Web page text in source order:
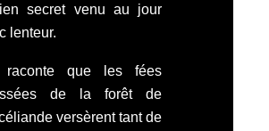
secret venu au jour
lenteur.
raconte que les fées
de la forêt de
versèrent tant de